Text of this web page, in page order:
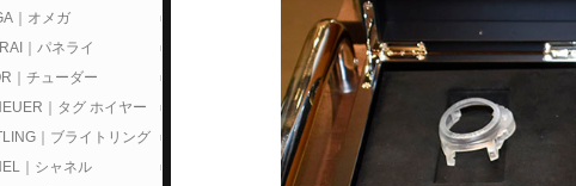
｜オメガ
｜パネライ
｜チューダー
｜タグ ホイヤー
｜ブライトリング
｜シャネル